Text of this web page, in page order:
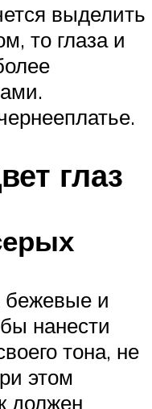
выделить
то глаза и
глаз
бежевые и
нанести
тона, не
этом
должен